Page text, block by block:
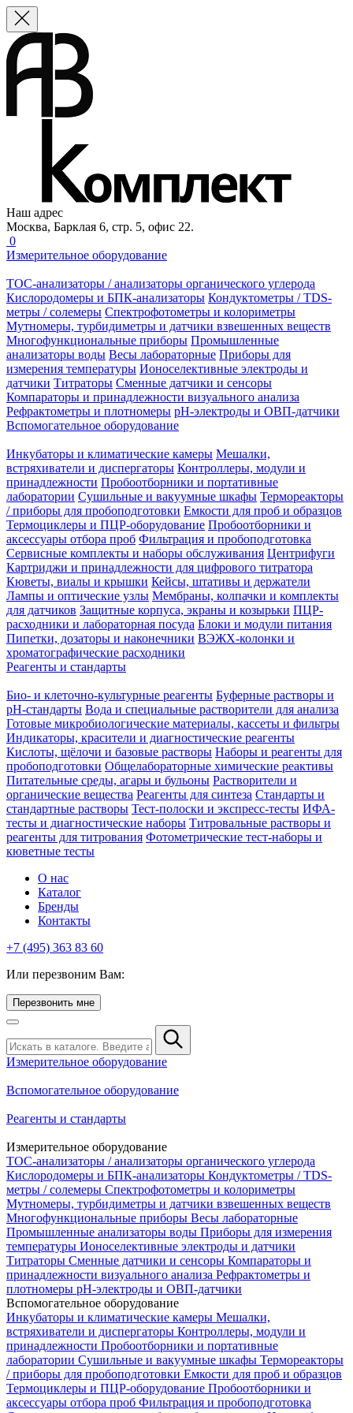
Наш адрес
Москва, Барклая 6, стр. 5, офис 22.
0
Измерительное оборудование
TOC-анализаторы / анализаторы органического углерода
Кислородомеры и БПК-анализаторы Кондуктометры / TDS-
метры / солемеры Спектрофотометры и колориметры
Мутномеры, турбидиметры и датчики взвешенных веществ
Многофункциональные приборы Промышленные
анализаторы воды Весы лабораторные Приборы для
измерения температуры Ионоселективные электроды и
датчики Титраторы Сменные датчики и сенсоры
Компараторы и принадлежности визуального анализа
Рефрактометры и плотномеры pH-электроды и ОВП-датчики
Вспомогательное оборудование
Инкубаторы и климатические камеры Мешалки,
встряхиватели и диспергаторы Контроллеры, модули и
принадлежности Пробоотборники и портативные
лаборатории Сушильные и вакуумные шкафы Термореакторы
/ приборы для пробоподготовки Емкости для проб и образцов
Термоциклеры и ПЦР-оборудование Пробоотборники и
аксессуары отбора проб Фильтрация и пробоподготовка
Сервисные комплекты и наборы обслуживания Центрифуги
Картриджи и принадлежности для цифрового титратора
Кюветы, виалы и крышки Кейсы, штативы и держатели
Лампы и оптические узлы Мембраны, колпачки и комплекты
для датчиков Защитные корпуса, экраны и козырьки ПЦР-
расходники и лабораторная посуда Блоки и модули питания
Пипетки, дозаторы и наконечники ВЭЖХ-колонки и
хроматографические расходники
Реагенты и стандарты
Био- и клеточно-культурные реагенты Буферные растворы и
pH-стандарты Вода и специальные растворители для анализа
Готовые микробиологические материалы, кассеты и фильтры
Индикаторы, красители и диагностические реагенты
Кислоты, щёлочи и базовые растворы Наборы и реагенты для
пробоподготовки Общелабораторные химические реактивы
Питательные среды, агары и бульоны Растворители и
органические вещества Реагенты для синтеза Стандарты и
стандартные растворы Тест-полоски и экспресс-тесты ИФА-
тесты и диагностические наборы Титровальные растворы и
реагенты для титрования Фотометрические тест-наборы и
кюветные тесты
О нас
Каталог
Бренды
Контакты
+7 (495) 363 83 60
Или перезвоним Вам:
Перезвонить мне
Измерительное оборудование
Вспомогательное оборудование
Реагенты и стандарты
Измерительное оборудование
TOC-анализаторы / анализаторы органического углерода
Кислородомеры и БПК-анализаторы Кондуктометры / TDS-
метры / солемеры Спектрофотометры и колориметры
Мутномеры, турбидиметры и датчики взвешенных веществ
Многофункциональные приборы Весы лабораторные
Промышленные анализаторы воды Приборы для измерения
температуры Ионоселективные электроды и датчики
Титраторы Сменные датчики и сенсоры Компараторы и
принадлежности визуального анализа Рефрактометры и
плотномеры pH-электроды и ОВП-датчики
Вспомогательное оборудование
Инкубаторы и климатические камеры Мешалки,
встряхиватели и диспергаторы Контроллеры, модули и
принадлежности Пробоотборники и портативные
лаборатории Сушильные и вакуумные шкафы Термореакторы
/ приборы для пробоподготовки Емкости для проб и образцов
Термоциклеры и ПЦР-оборудование Пробоотборники и
аксессуары отбора проб Фильтрация и пробоподготовка